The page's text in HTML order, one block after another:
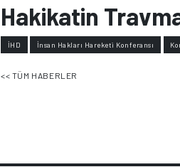
Hakikatin
İHD İnsan Hakları Hareketi Konferansı
<< TÜM HABERLER